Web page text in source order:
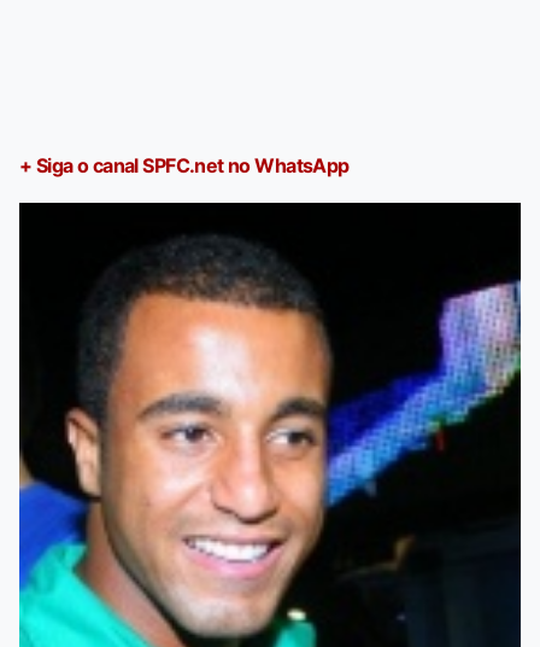
+ Siga o canal SPFC.net no WhatsApp